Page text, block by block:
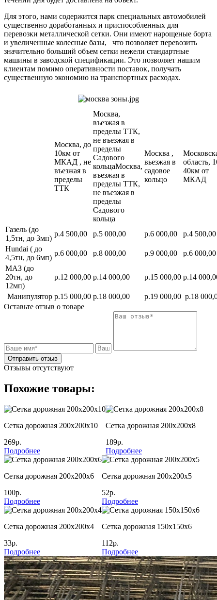
Для этого, нами содержится парк специальных автомобилей
существенно доработанных и приспособленных для
перевозки металлической сетки. Они имеют нарощеные борта
и увеличенные колесные базы, что позволяет перевозить
значительно больший объем сетки нежели стандартные
машины в заводской спецификации. Это позволяет нашим
клиентам помимо оперативности поставок, получать
существенную экономию на транспортных расходах.
Москва, до
10км от
МКАД , не
въезжая в
пределы
ТТК
Москва,
въезжая в
пределы ТТК,
не въезжая в
пределы
Садового
кольцаМосква,
въезжая в
пределы ТТК,
не въезжая в
пределы
Садового
кольца
Москва ,
вьезжая в
садовое
кольцо
область,
40км от
МКАД
Газель (до
1,5тн, до 3мп)
р.4 500,00 р.5 000,00 р.6 000,00
р.4 500,00
Hundai ( до
4,5тн, до 6мп)
р.6 000,00 р.8 000,00 р.9 000,00
р.6 000,00
МАЗ (до
20тн, до
12мп)
р.12 000,00 р.14 000,00 р.15 000,00 р.14
Манипулятор р.15 000,00 р.18 000,00 р.19 000,00 р.18
Оставьте отзыв о товаре
Отправить отзыв
Отзывы отсутствуют
Похожие товары:
Сетка дорожная 200х200х10
269р.
Подробнее
Сетка дорожная 200х200х8
189р.
Подробнее
Сетка дорожная 200х200х6
100р.
Подробнее
Сетка дорожная 200х200х5
52р.
Подробнее
Сетка дорожная 200х200х4
33р.
Подробнее
Сетка дорожная 150х150х6
112р.
Подробнее